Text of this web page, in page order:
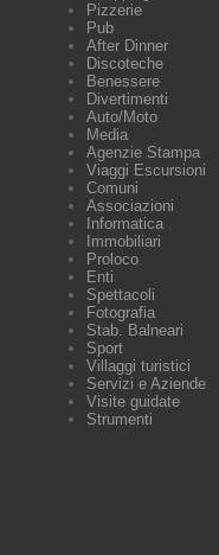
Pizzerie
Pub
After Dinner
Discoteche
Benessere
Divertimenti
Auto/Moto
Media
Agenzie Stampa
Viaggi Escursioni
Comuni
Associazioni
Informatica
Immobiliari
Proloco
Enti
Spettacoli
Fotografia
Stab. Balneari
Sport
Villaggi turistici
Servizi e Aziende
Visite guidate
Strumenti